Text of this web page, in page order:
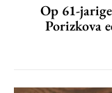
Op 61-
Porizkova